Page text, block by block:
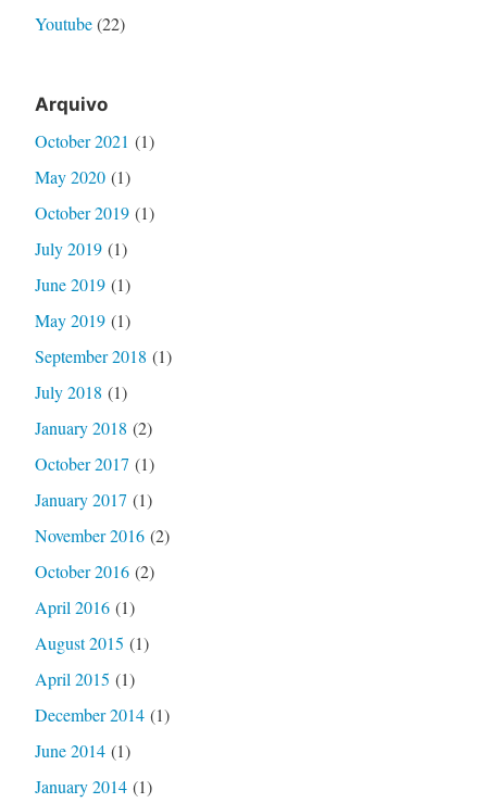
Youtube(22)
Arquivo
October 2021 (1)
May 2020(1)
October 2019(1)
July 2019(1)
June 2019(1)
May 2019(1)
September 2018 (1)
July 2018 (1)
January 2018 (2)
October 2017 (1)
January 2017 (1)
November 2016(2)
October 2016(2)
April 2016(1)
August 2015 (1)
April 2015 (1)
December 2014(1)
June 2014(1)
January 2014(1)